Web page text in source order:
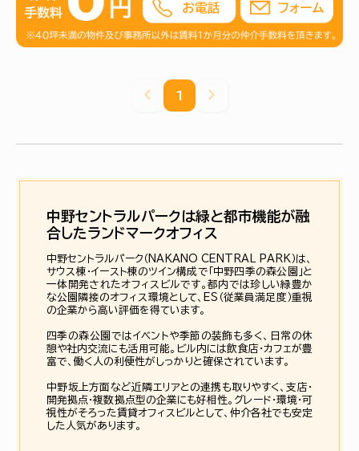
1
中野セントラルパークは緑と都市機能が融
合したランドマークオフィス
中野セントラルパーク（NAKANO CENTRAL PARK）は、
サウス棟・イースト棟のツイン構成で「中野四季の森公園」と
一体開発されたオフィスビルです。都内では珍しい緑豊か
な公園隣接のオフィス環境として、ES（従業員満足度）重視
の企業から高い評価を得ています。
四季の森公園ではイベントや季節の装飾も多く、日常の休
憩や社内交流にも活用可能。ビル内には飲食店・カフェが豊
富で、働く人の利便性がしっかりと確保されています。
中野坂上方面など近隣エリアとの連携も取りやすく、支店・
開発拠点・複数拠点型の企業にも好相性。グレード・環境・可
視性がそろった賃貸オフィスビルとして、仲介各社でも安定
した人気があります。